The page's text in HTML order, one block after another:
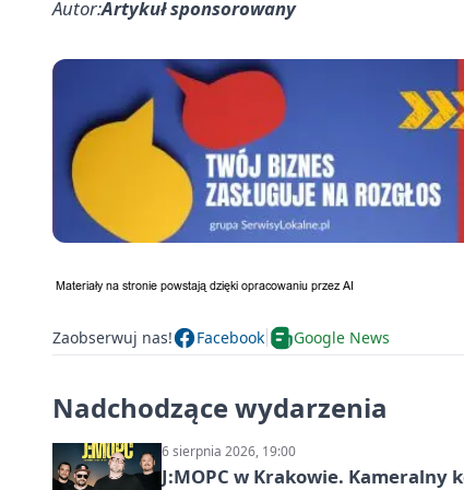
Autor:Artykuł sponsorowany
Zaobserwuj nas! Facebook Google News
Nadchodzące wydarzenia
6 sierpnia 2026, 19:00
J:МОРС w Krakowie. Kameralny